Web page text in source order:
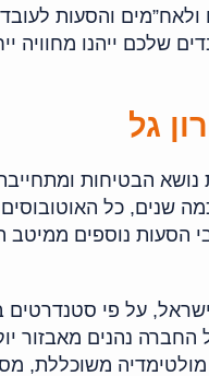
ולאח”מים והסעות
שלכם ייהנו מחוויה
גל
הבטיחות ומתחייבת
שנים, כל
הסעות נוספים ממיטב
על פי סטנדרטים
נהנים מאבזור
משוכללת,